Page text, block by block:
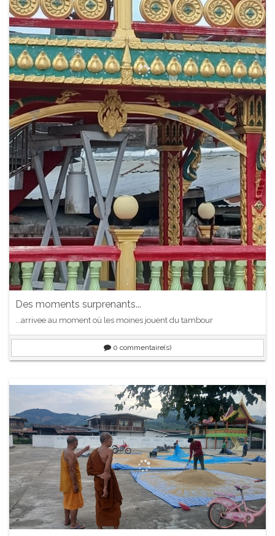
Des moments surprenants...
...arrivee au moment où les moines jouent du tambour
0 commentaire(s)